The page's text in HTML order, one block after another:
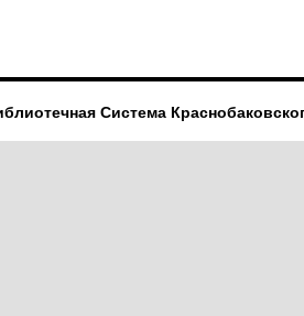
Система